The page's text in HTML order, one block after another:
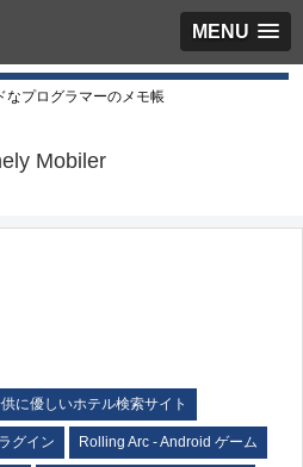
MENU
なプログラマーのメモ帳
Mobiler
に優しいホテル検索サイト
グイン Rolling Arc - Android ゲーム